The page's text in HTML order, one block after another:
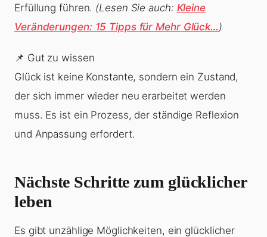
Erfüllung führen. (Lesen Sie auch: Kleine
Veränderungen: 15 Tipps für Mehr Glück… )
📌 Gut zu wissen
Glück ist keine Konstante, sondern ein Zustand,
der sich immer wieder neu erarbeitet werden
muss. Es ist ein Prozess, der ständige Reflexion
und Anpassung erfordert.
Nächste Schritte zum glücklicher
leben
Es gibt unzählige Möglichkeiten, ein glücklicher